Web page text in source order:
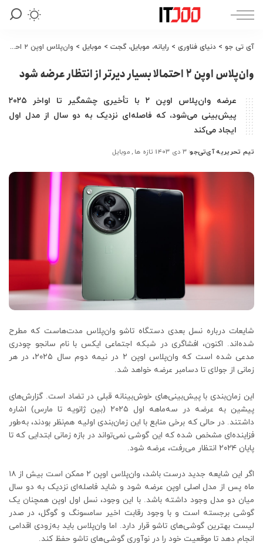
آی تی جو > دنیای فناوری > رایانه، موبایل، گجت > موبایل > وان‌پلاس اوپن ۲ احتمالا بسیار دیرتر از انتظار عرضه شود
وان‌پلاس اوپن ۲ احتمالا بسیار دیرتر از انتظار عرضه شود
عرضه وان‌پلاس اوپن ۲ با تأخیری چشمگیر تا اواخر ۲۰۲۵
پیش‌بینی می‌شود، که فاصله‌ای نزدیک به دو سال از مدل اول
ایجاد می‌کند
ارسال
توسط
تیم تحریریه آی‌تی‌جو ۳ دی ۱۴۰۳ تازه ها موبایل
شایعات درباره نسل بعدی دستگاه تاشو وان‌پلاس مدت‌هاست که مطرح
شده‌اند. اکنون، افشاگری در شبکه اجتماعی ایکس با نام سانجو چودری
مدعی شده است که وان‌پلاس اوپن ۲ در نیمه دوم سال ۲۰۲۵، در هر
زمانی از جولای تا دسامبر عرضه خواهد شد.
این زمان‌بندی با پیش‌بینی‌های خوش‌بینانه قبلی در تضاد است. گزارش‌های
پیشین به عرضه در سه‌ماهه اول ۲۰۲۵ (بین ژانویه تا مارس) اشاره
داشتند. در حالی که برخی منابع با این زمان‌بندی اولیه هم‌نظر بودند، به‌طور
فزاینده‌ای مشخص شده که این گوشی نمی‌تواند در بازه زمانی ابتدایی که تا
پایان ۲۰۲۴ انتظار می‌رفت، عرضه شود.
اگر این شایعه جدید درست باشد، وان‌پلاس اوپن ۲ ممکن است بیش از ۱۸
ماه پس از مدل اصلی اوپن عرضه شود و شاید فاصله‌ای نزدیک به دو سال
میان دو مدل وجود داشته باشد. با این وجود، نسل اول اوپن همچنان یک
گوشی برجسته است و با وجود رقابت اخیر سامسونگ و گوگل، در صدر
لیست بهترین گوشی‌های تاشو قرار دارد. اما وان‌پلاس باید به‌زودی اقدامی
انجام دهد تا موقعیت خود را در نوآوری گوشی‌های تاشو حفظ کند.